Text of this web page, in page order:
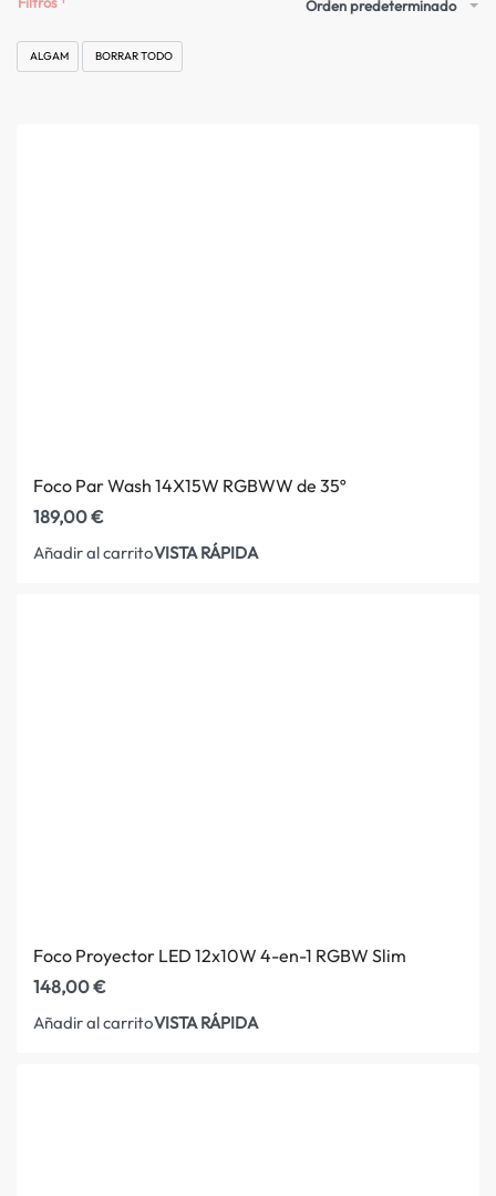
Orden predeterminado
ALGAM BORRAR TODO
Foco Par Wash 14X15W RGBWW de 35º
189,00€
Añadir al carritoVISTA RÁPIDA
Foco Proyector LED 12x10W 4-en-1 RGBW Slim
148,00€
Añadir al carritoVISTA RÁPIDA